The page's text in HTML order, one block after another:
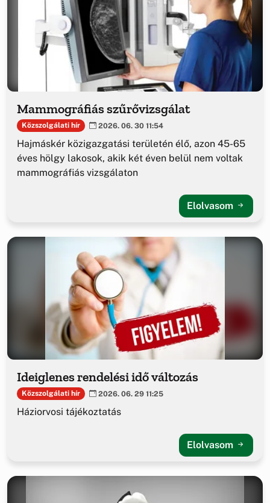
Mammográfiás szűrővizsgálat
Közszolgálati hír 2026. 06. 30 11:54
Hajmáskér közigazgatási területén élő, azon 45-65
éves hölgy lakosok, akik két éven belül nem voltak
mammográfiás vizsgálaton
Elolvasom
Ideiglenes rendelési idő változás
Közszolgálati hír 2026. 06. 29 11:25
Háziorvosi tájékoztatás
Elolvasom